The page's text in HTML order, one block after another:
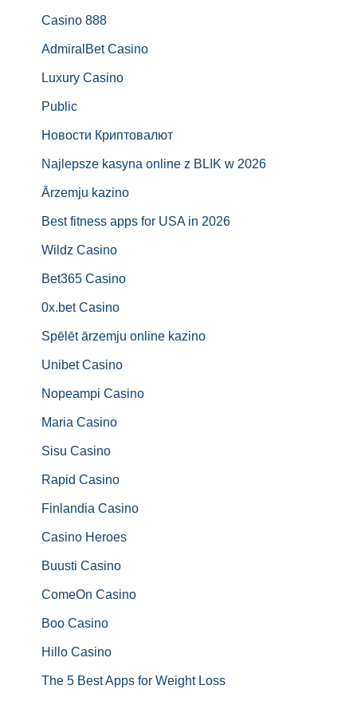
Casino 888
AdmiralBet Casino
Luxury Casino
Public
Новости Криптовалют
Najlepsze kasyna online z BLIK w 2026
Ārzemju kazino
Best fitness apps for USA in 2026
Wildz Casino
Bet365 Casino
0x.bet Casino
Spēlēt ārzemju online kazino
Unibet Casino
Nopeampi Casino
Maria Casino
Sisu Casino
Rapid Casino
Finlandia Casino
Casino Heroes
Buusti Casino
ComeOn Casino
Boo Casino
Hillo Casino
The 5 Best Apps for Weight Loss